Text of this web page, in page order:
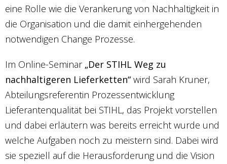
eine Rolle wie die Verankerung von Nachhaltigkeit in
die Organisation und die damit einhergehenden
notwendigen Change Prozesse.
Im Online-Seminar „Der STIHL Weg zu
nachhaltigeren Lieferketten“ wird Sarah Kruner,
Abteilungsreferentin Prozessentwicklung
Lieferantenqualität bei STIHL, das Projekt vorstellen
und dabei erläutern was bereits erreicht wurde und
welche Aufgaben noch zu meistern sind. Dabei wird
sie speziell auf die Herausforderung und die Vision